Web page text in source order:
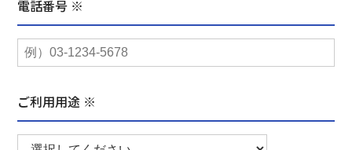
電話番号 ※
ご利用用途 ※